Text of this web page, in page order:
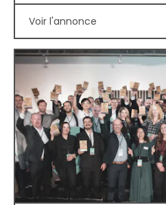
Voir l'annonce